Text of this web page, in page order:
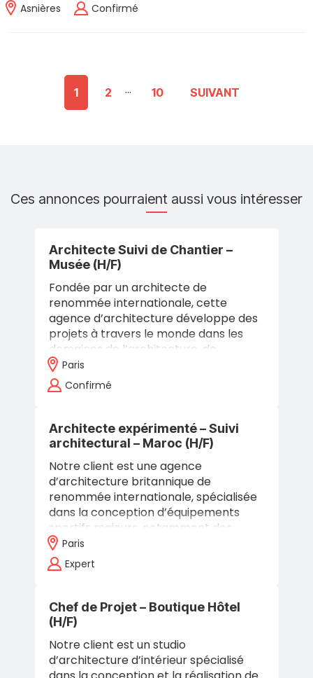
Asnières Confirmé
1 2 ... 10 SUIVANT
Ces annonces pourraient aussi vous intéresser
Architecte Suivi de Chantier –
Musée (H/F)
Fondée par un architecte de
renommée internationale, cette
agence d’architecture développe des
projets à travers le monde dans les
domaines de l’architecture, de
l’urbanisme, du design d’intérieur et de
l’aménagement…
Paris
Confirmé
Architecte expérimenté – Suivi
architectural – Maroc (H/F)
Notre client est une agence
d’architecture britannique de
renommée internationale, spécialisée
dans la conception d’équipements
sportifs majeurs, notamment des
stades de grande envergure. Dans le
cadre de la construction…
Paris
Expert
Chef de Projet – Boutique Hôtel
(H/F)
Notre client est un studio
d’architecture d’intérieur spécialisé